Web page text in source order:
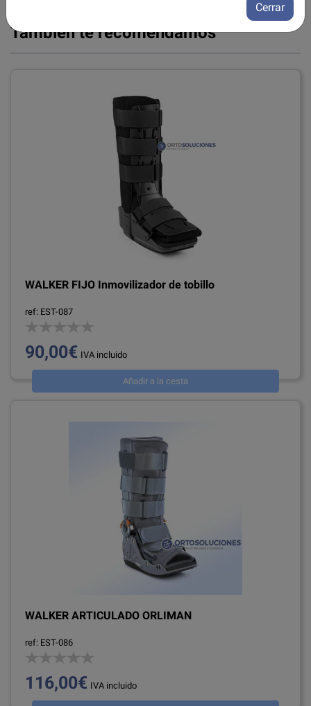
Tambien te recomendamos
WALKER FIJO Inmovilizador de tobillo
ref: EST-087
90,00€ IVA incluido
Añadir a la cesta
WALKER ARTICULADO ORLIMAN
ref: EST-086
116,00€ IVA incluido
Cerrar